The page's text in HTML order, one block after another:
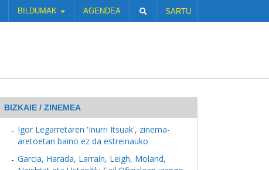
BILDUMAK AGENDEA SARTU
BIZKAIE / ZINEMEA
Igor Legarretaren 'Inurri Itsuak', zinema-
aretoetan baino ez da estreinauko
Garcia, Harada, Larraín, Leigh, Moland,